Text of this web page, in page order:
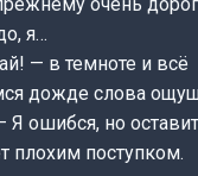
я…
— в темноте и всё
дожде слова
Я ошибся, но
плохим поступком.